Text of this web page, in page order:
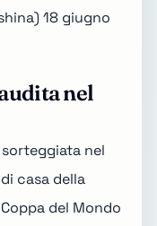
18 giugno
nel
sorteggiata nel
casa della
del Mondo